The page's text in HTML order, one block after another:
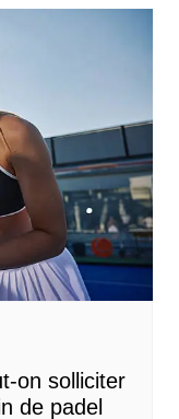
on solliciter
de padel